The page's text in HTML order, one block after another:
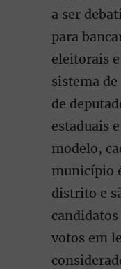
a ser
para
eleitorais
sistema
de
estaduais
modelo,
município
distrito e
votos em